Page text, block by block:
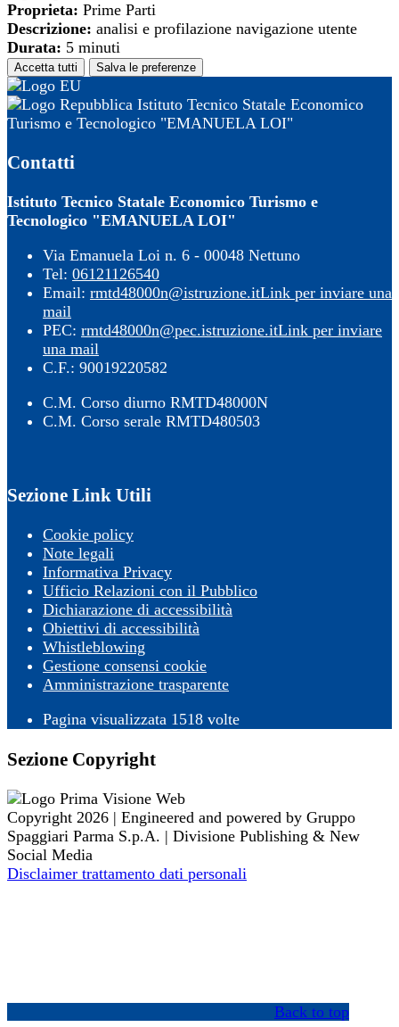
Proprieta: Prime Parti
Descrizione: analisi e profilazione navigazione utente
Durata: 5 minuti
Accetta tutti Salva le preferenze
Istituto Tecnico Statale Economico
Turismo e Tecnologico "EMANUELA LOI"
Contatti
Istituto Tecnico Statale Economico Turismo e
Tecnologico "EMANUELA LOI"
Via Emanuela Loi n. 6 - 00048 Nettuno
Tel: 06121126540
Email: rmtd48000n@istruzione.itLink per inviare una
mail
PEC: rmtd48000n@pec.istruzione.itLink per inviare
una mail
C.F.: 90019220582
C.M. Corso diurno RMTD48000N
C.M. Corso serale RMTD480503
Sezione Link Utili
Cookie policy
Note legali
Informativa Privacy
Ufficio Relazioni con il Pubblico
Dichiarazione di accessibilità
Obiettivi di accessibilità
Whistleblowing
Gestione consensi cookie
Amministrazione trasparente
Pagina visualizzata 1518 volte
Sezione Copyright
Copyright 2026 | Engineered and powered by Gruppo
Spaggiari Parma S.p.A. | Divisione Publishing & New
Social Media
Disclaimer trattamento dati personali
Back to top